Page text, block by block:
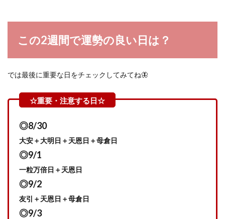
この2週間で運勢の良い日は？
では最後に重要な日をチェックしてみてね🦋
◎8/30
大安＋大明日＋天恩日＋母倉日
◎9/1
一粒万倍日＋天恩日
◎9/2
友引＋天恩日＋母倉日
◎9/3